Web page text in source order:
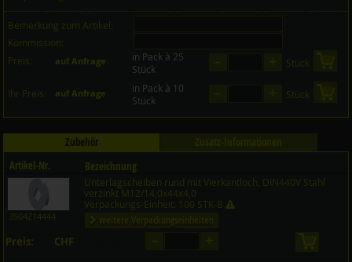
Bemerkung zum Artikel:
Kommission:
Preis:
auf Anfrage
in Pack à 25
Stück
Stück
Ihr Preis: auf Anfrage
in Pack à 10
Stück
Stück
Zubehör
Artikel-Nr.
Bezeichnung
Menge
3504Z14444
Unterlagscheiben rund mit Vierkantloch, DIN440V Stahl
verzinkt M12/14,0x44x4,0
Verpackungs-Einheit: 100 STK-B
weitere Verpackungseinheiten
Preis: CHF